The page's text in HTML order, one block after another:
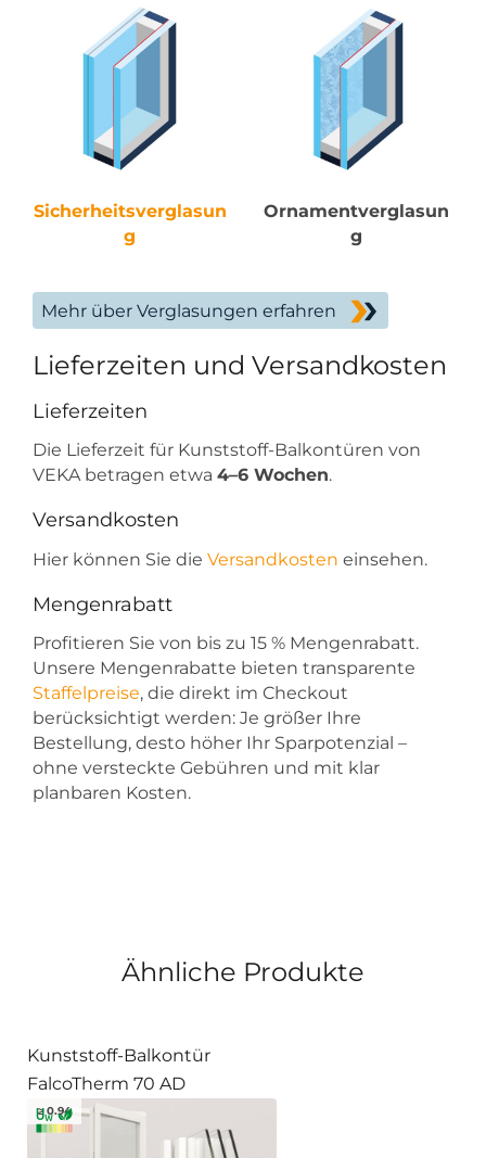
Sicherheitsverglasun
g
Ornamentverglasun
g
Mehr über Verglasungen erfahren
Lieferzeiten und Versandkosten
Lieferzeiten
Die Lieferzeit für Kunststoff-Balkontüren von
VEKA betragen etwa 4–6 Wochen.
Versandkosten
Hier können Sie die Versandkosten einsehen.
Mengenrabatt
Profitieren Sie von bis zu 15 % Mengenrabatt.
Unsere Mengenrabatte bieten transparente
Staffelpreise, die direkt im Checkout
berücksichtigt werden: Je größer Ihre
Bestellung, desto höher Ihr Sparpotenzial –
ohne versteckte Gebühren und mit klar
planbaren Kosten.
Ähnliche Produkte
Kunststoff-Balkontür
FalcoTherm 70 AD
≥ 0.94